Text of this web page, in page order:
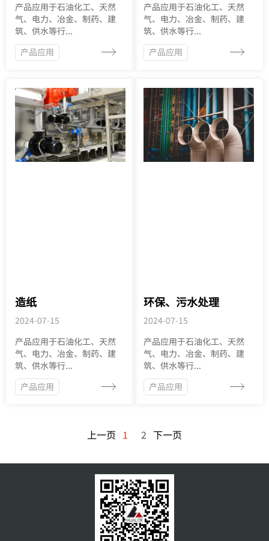
产品应用于石油化工、天然
气、电力、冶金、制药、建
筑、供水等行...
产品应用
产品应用于石油化工、天然
气、电力、冶金、制药、建
筑、供水等行...
产品应用
造纸
2024-07-15
产品应用于石油化工、天然
气、电力、冶金、制药、建
筑、供水等行...
产品应用
环保、污水处理
2024-07-15
产品应用于石油化工、天然
气、电力、冶金、制药、建
筑、供水等行...
产品应用
上一页 1 2 下一页